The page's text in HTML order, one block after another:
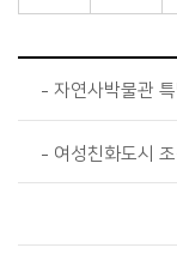
자연사박물관
여성친화도시